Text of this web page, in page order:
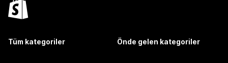
Tüm kategoriler Önde gelen kategoriler